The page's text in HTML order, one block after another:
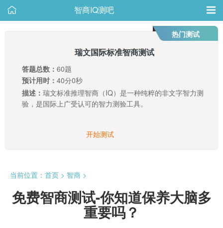
智商IQ测吧
瑞文国际标准智商测试
答题总数： 60题
预计用时： 40分0秒
描述： 瑞文标准推理智商（IQ）是一种纯粹的非文字智力测
验，是国际上广受认可的智力测验工具。
开始测试
热门测试
当前位置： 首页 > 智商 >
免费智商测试-你知道保养大脑多
重要吗？